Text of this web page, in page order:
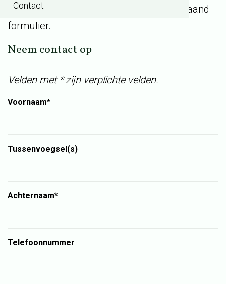
Contact
persvoorlichter is te bereiken via onderstaand
formulier.
Neem contact op
Velden met * zijn verplichte velden.
Voornaam*
Tussenvoegsel(s)
Achternaam*
Telefoonnummer